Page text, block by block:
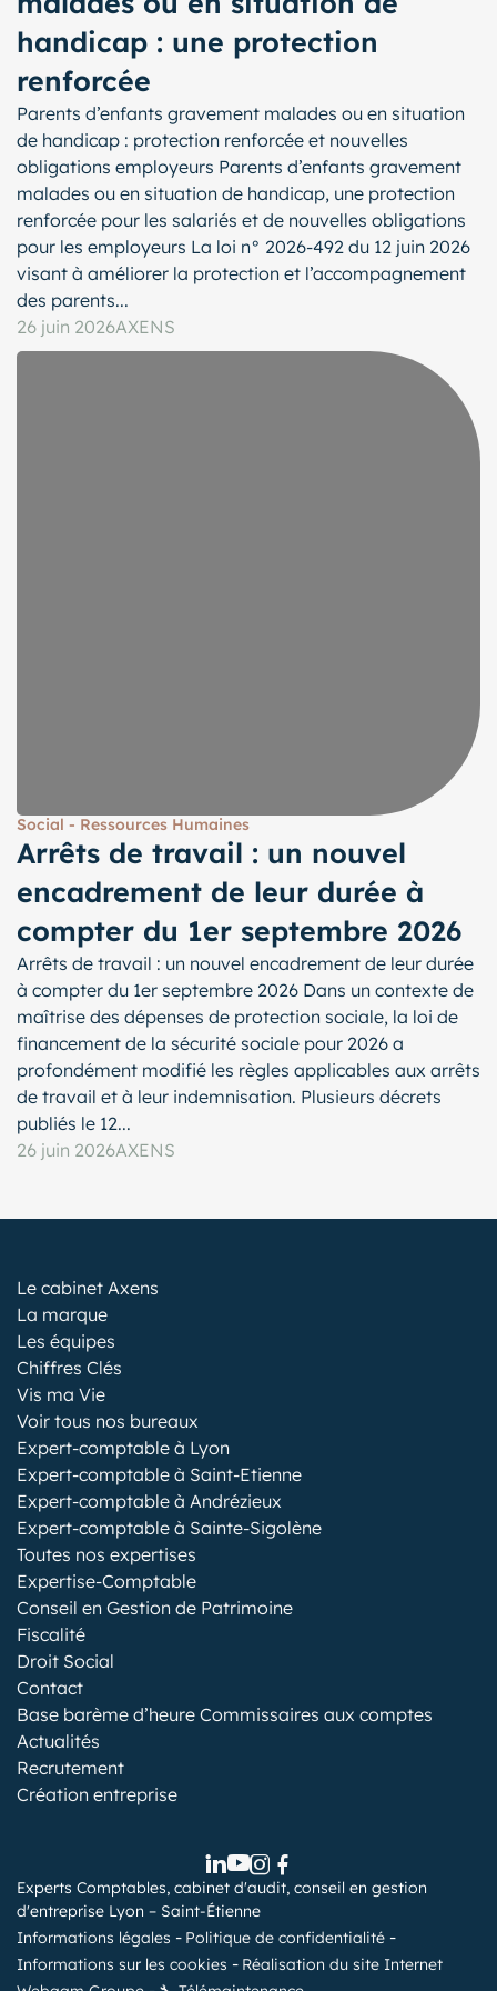
handicap : une protection
renforcée
Parents d’enfants gravement malades ou en situation
de handicap : protection renforcée et nouvelles
obligations employeurs Parents d’enfants gravement
malades ou en situation de handicap, une protection
renforcée pour les salariés et de nouvelles obligations
pour les employeurs La loi n° 2026-492 du 12 juin 2026
visant à améliorer la protection et l’accompagnement
des parents...
26 juin 2026AXENS
Social - Ressources Humaines
Arrêts de travail : un nouvel
encadrement de leur durée à
compter du 1er septembre 2026
Arrêts de travail : un nouvel encadrement de leur durée
à compter du 1er septembre 2026 Dans un contexte de
maîtrise des dépenses de protection sociale, la loi de
financement de la sécurité sociale pour 2026 a
profondément modifié les règles applicables aux arrêts
de travail et à leur indemnisation. Plusieurs décrets
publiés le 12...
26 juin 2026AXENS
Le cabinet Axens
La marque
Les équipes
Chiffres Clés
Vis ma Vie
Voir tous nos bureaux
Expert-comptable à Lyon
Expert-comptable à Saint-Etienne
Expert-comptable à Andrézieux
Expert-comptable à Sainte-Sigolène
Toutes nos expertises
Expertise-Comptable
Conseil en Gestion de Patrimoine
Fiscalité
Droit Social
Contact
Base barème d’heure Commissaires aux comptes
Actualités
Recrutement
Création entreprise
Experts Comptables, cabinet d'audit, conseil en gestion
d'entreprise Lyon – Saint-Étienne
Informations légales
Politique de confidentialité
Informations sur les cookies
Réalisation du site Internet